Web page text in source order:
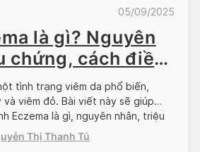
05/09/2025
là gì? Nguyên
chứng, cách điều
tình trạng viêm da phổ biến,
và viêm đỏ. Bài viết này sẽ giúp
Eczema là gì, nguyên nhân, triệu
điều trị hiệu quả. Giới thiệu về
chàm là gì? Bệnh chàm (hay còn
Thị Thanh Tú